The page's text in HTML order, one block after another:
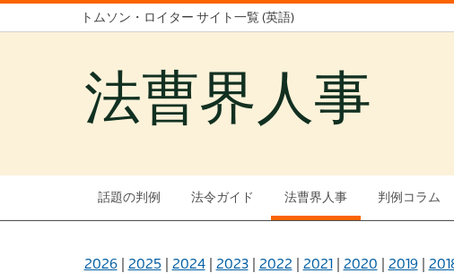
トムソン・ロイター サイト一覧 (英語)
法曹界人事
話題の判例 法令ガイド 法曹界人事 判例コラム
2026| 2025| 2024| 2023| 2022 | 2021| 2020 | 2019 |